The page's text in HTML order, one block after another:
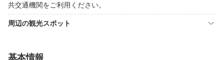
共交通機関をご利用ください。
周辺の観光スポット
基本情報